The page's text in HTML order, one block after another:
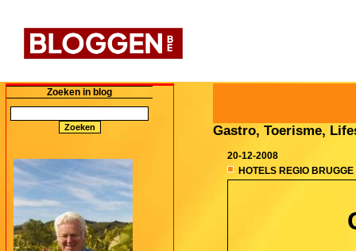
Zoeken in blog
Gastro, Toerisme,
20-12-2008
HOTELS REGIO BRUGGE